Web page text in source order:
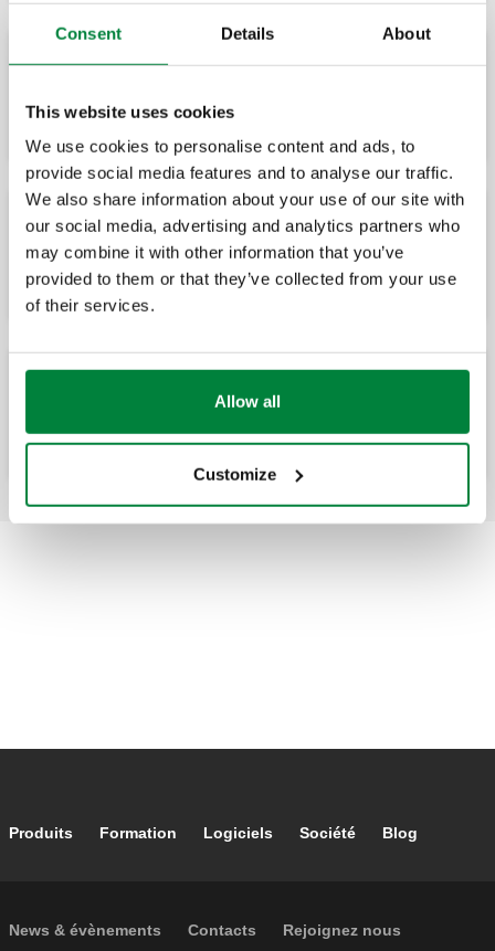
Consent Details About
This website uses cookies
We use cookies to personalise content and ads, to
provide social media features and to analyse our traffic.
We also share information about your use of our site with
our social media, advertising and analytics partners who
may combine it with other information that you’ve
provided to them or that they’ve collected from your use
of their services.
Allow all
Customize
Raccord de connexion avec écrou
tournant et joint s'étanchéité.
Kit de rinçage et d'introduction d’additifs.
Footer main navigation
Produits Formation Logiciels Société Blog
Footer secondary navigation
News & évènements Contacts Rejoignez nous